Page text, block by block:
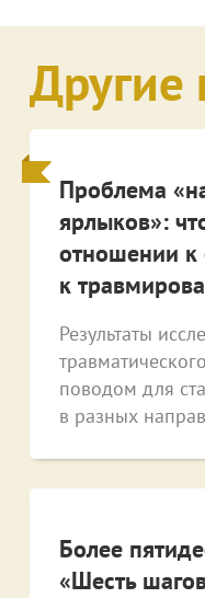
Другие
Проблема
ярлыков»:
отношении к
к
Результаты
поводом для
в разных
Более
«Шесть